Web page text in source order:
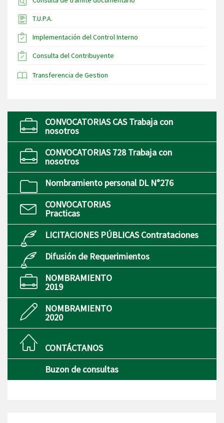
T.U.P.A.
Implementación del Control Interno
Consulta del Contribuyente
Transferencia de Gestion
CONVOCATORIAS CAS Trabaja con
nosotros
CONVOCATORIAS 728 Trabaja con
nosotros
Nombramiento personal DL N°276
CONVOCATORIAS
Practicas
LICITACIONES PÚBLICAS Contrataciones
Difusión de Requerimientos
NOMBRAMIENTO
2019
NOMBRAMIENTO
2020
CONTÁCTANOS
Buzon de consultas